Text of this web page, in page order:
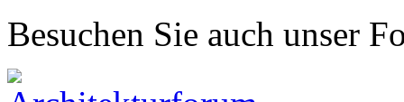
Besuchen Sie auch unser